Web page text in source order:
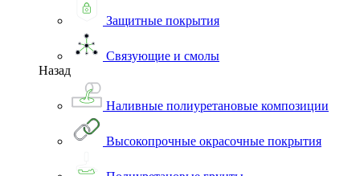
Защитные покрытия
Связующие и смолы
Назад
Наливные полиуретановые композиции
Высокопрочные окрасочные покрытия